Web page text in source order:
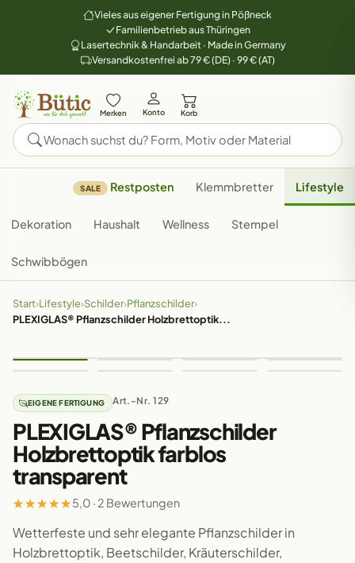
Vieles aus eigener Fertigung in Pößneck
Familienbetrieb aus Thüringen
Lasertechnik & Handarbeit · Made in Germany
Versandkostenfrei ab 79 € (DE) · 99 € (AT)
Merken Konto Korb
SALE Restposten Klemmbretter Lifestyle
Dekoration Haushalt Wellness Stempel
Schwibbögen
Start›Lifestyle›Schilder›Pflanzschilder›
PLEXIGLAS® Pflanzschilder Holzbrettoptik...
EIGENE FERTIGUNG Art.-Nr. 129
PLEXIGLAS® Pflanzschilder
Holzbrettoptik farblos
transparent
★★★★★5,0 · 2 Bewertungen
Wetterfeste und sehr elegante Pflanzschilder in
Holzbrettoptik, Beetschilder, Kräuterschilder,